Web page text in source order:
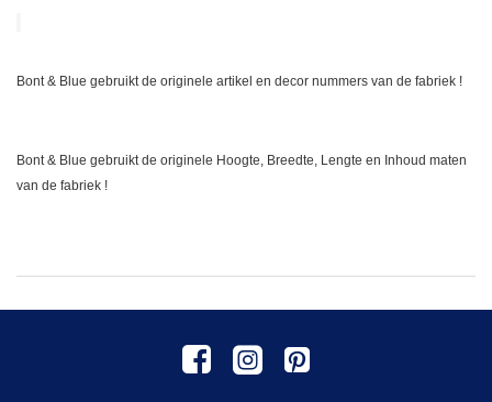
Bont & Blue gebruikt de originele artikel en decor nummers van de fabriek !
Bont & Blue gebruikt de originele Hoogte, Breedte, Lengte en Inhoud maten
van de fabriek !